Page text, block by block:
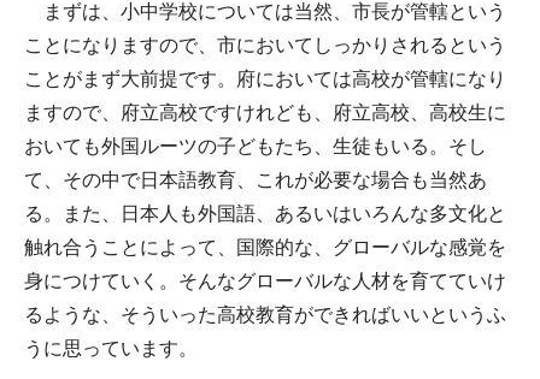
まずは、小中学校については当然、市長が管轄という
ことになりますので、市においてしっかりされるという
ことがまず大前提です。府においては高校が管轄になり
ますので、府立高校ですけれども、府立高校、高校生に
おいても外国ルーツの子どもたち、生徒もいる。そし
て、その中で日本語教育、これが必要な場合も当然あ
る。また、日本人も外国語、あるいはいろんな多文化と
触れ合うことによって、国際的な、グローバルな感覚を
身につけていく。そんなグローバルな人材を育てていけ
るような、そういった高校教育ができればいいというふ
うに思っています。